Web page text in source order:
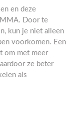
en deze
Door te
kun je niet alleen
voorkomen. Een
om met meer
ze beter
als